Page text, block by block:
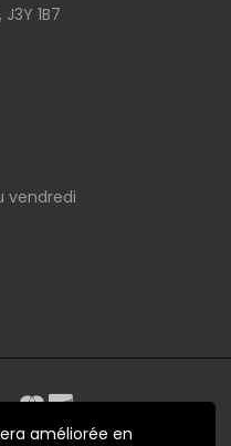
1B7
vendredi
améliorée en